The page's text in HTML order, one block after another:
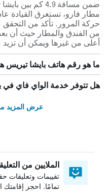
ضمن مسافة 4.9
حركة المرور. تأكد من
من الفندق والمطار حيث أن
أعلى من غيرها ويمكن أن
ما هو رقم هاتف بايشا تيريس
هل تتوفر خدمة الواي فاي في
عرض المزيد
الملايين من
تقييمات وتعليقات
تمامًا. احجز إقامتك